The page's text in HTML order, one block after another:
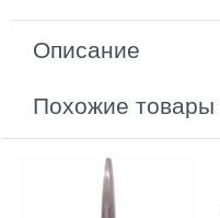
Описание
Похожие товары